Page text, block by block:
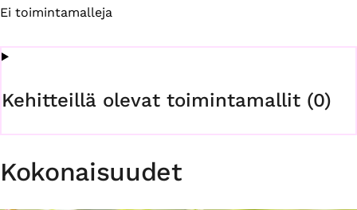
Ei toimintamalleja
Kehitteillä olevat toimintamallit (0)
Kokonaisuudet